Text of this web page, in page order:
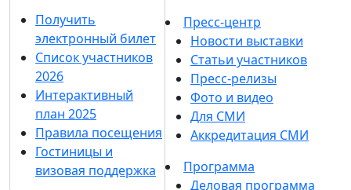
Получить
электронный билет
Список участников
2026
Интерактивный
план 2025
Правила посещения
Гостиницы и
визовая поддержка
Пресс-центр
Новости выставки
Статьи участников
Пресс-релизы
Фото и видео
Для СМИ
Аккредитация СМИ
Программа
Деловая программа